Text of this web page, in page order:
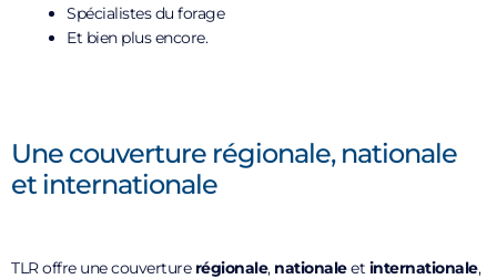
Spécialistes du forage
Et bien plus encore.
Une couverture régionale, nationale
et internationale
TLR offre une couverture régionale, nationaleet internationale,